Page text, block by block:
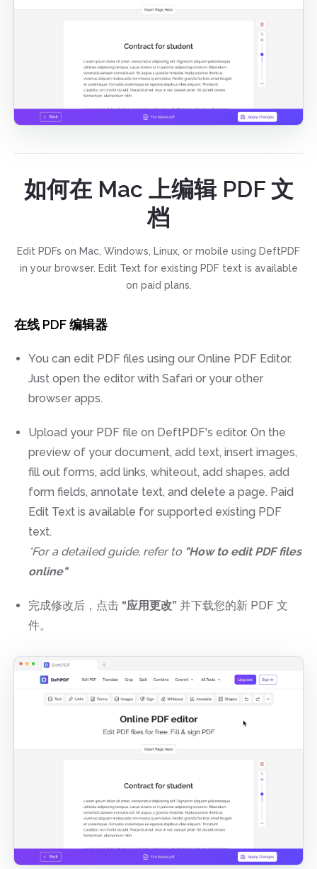
如何在 Mac 上编辑 PDF 文
档
Edit PDFs on Mac, Windows, Linux, or mobile using DeftPDF
in your browser. Edit Text for existing PDF text is available
on paid plans.
在线 PDF 编辑器
You can edit PDF files using our Online PDF Editor.
Just open the editor with Safari or your other
browser apps.
Upload your PDF file on DeftPDF's editor. On the
preview of your document, add text, insert images,
fill out forms, add links, whiteout, add shapes, add
form fields, annotate text, and delete a page. Paid
Edit Text is available for supported existing PDF
text.
*For a detailed guide, refer to "How to edit PDF files
online"
完成修改后，点击 “应用更改” 并下载您的新 PDF 文
件。